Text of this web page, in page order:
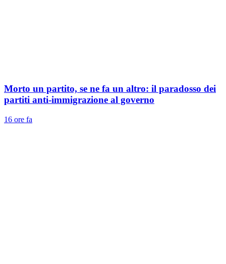
Morto un partito, se ne fa un altro: il paradosso dei
partiti anti-immigrazione al governo
16 ore fa